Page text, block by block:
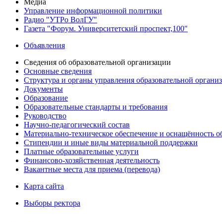
Медиа
Управление информационной политики
Радио "УТРо ВолГУ"
Газета "Форум. Университетский проспект,100"
Объявления
Сведения об образовательной организации
Основные сведения
Структура и органы управления образовательной
Документы
Образование
Образовательные стандарты и требования
Руководство
Научно-педагогический состав
Материально-техническое обеспечение и оснащённость
Стипендии и иные виды материальной поддержки
Платные образовательные услуги
Финансово-хозяйственная деятельность
Вакантные места для приема (перевода)
Карта сайта
Выборы ректора